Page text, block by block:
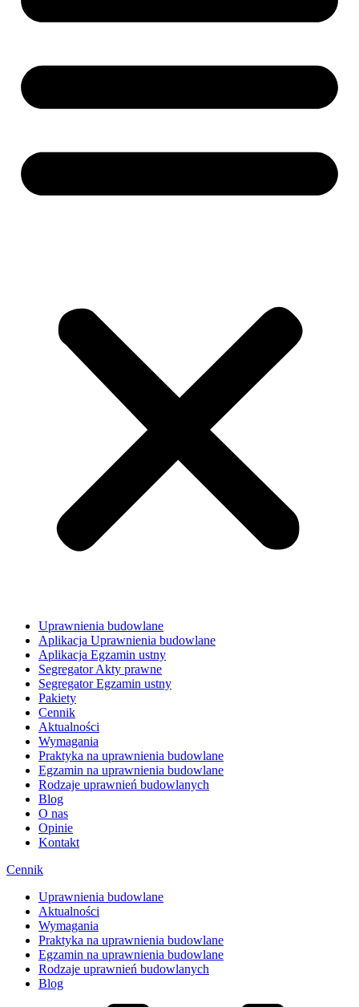
Uprawnienia budowlane
Aplikacja Uprawnienia budowlane
Aplikacja Egzamin ustny
Segregator Akty prawne
Segregator Egzamin ustny
Pakiety
Cennik
Aktualności
Wymagania
Praktyka na uprawnienia budowlane
Egzamin na uprawnienia budowlane
Rodzaje uprawnień budowlanych
Blog
O nas
Opinie
Kontakt
Cennik
Uprawnienia budowlane
Aktualności
Wymagania
Praktyka na uprawnienia budowlane
Egzamin na uprawnienia budowlane
Rodzaje uprawnień budowlanych
Blog